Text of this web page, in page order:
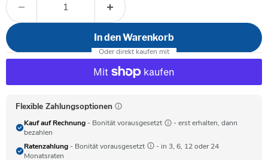
In den Warenkorb
Flexible Zahlungsoptionen
Kauf auf Rechnung - Bonität vorausgesetzt
- erst erhalten, dann
bezahlen
Ratenzahlung - Bonität vorausgesetzt
- in 3, 6, 12 oder 24
Monatsraten